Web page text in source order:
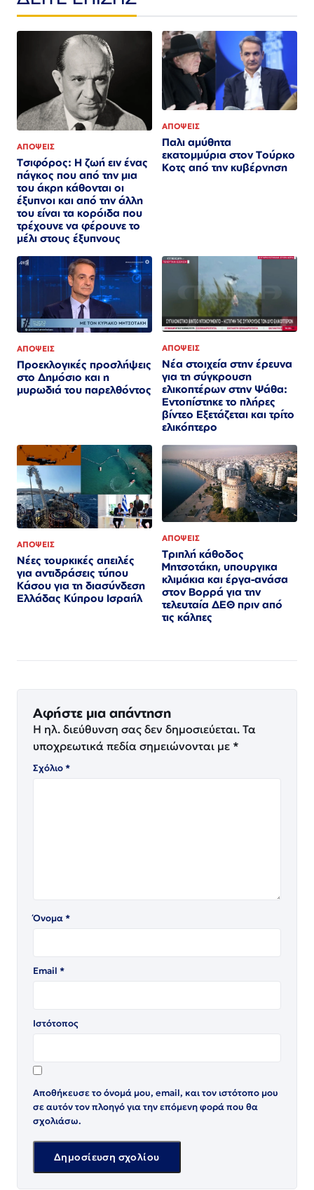
ΑΠΟΨΕΙΣ
Τσιφόρος: Η ζωή ειν ένας
πάγκος που από την μια
του άκρη κάθονται οι
έξυπνοι και από την άλλη
του είναι τα κορόιδα που
τρέχουνε να φέρουνε το
μέλι στους έξυπνους
ΑΠΟΨΕΙΣ
Παλι αμύθητα
εκατομμύρια στον Τούρκο
Κοτς από την κυβέρνηση
ΑΠΟΨΕΙΣ
Προεκλογικές προσλήψεις
στο Δημόσιο και η
μυρωδιά του παρελθόντος
ΑΠΟΨΕΙΣ
Νέα στοιχεία στην έρευνα
για τη σύγκρουση
ελικοπτέρων στην Ψάθα:
Εντοπίστηκε το πλήρες
βίντεο Εξετάζεται και τρίτο
ελικόπτερο​​​​​​​​​​​​​​​​​​​​​​​​​​​​​​​​​​​​​​​​​​​​​​​​​​
ΑΠΟΨΕΙΣ
Νέες τουρκικές απειλές
για αντιδράσεις τύπου
Κάσου για τη διασύνδεση
Ελλάδας Κύπρου Ισραήλ
ΑΠΟΨΕΙΣ
Τριπλή κάθοδος
Μητσοτάκη, υπουργικα
κλιμάκια και έργα-ανάσα
στον Βορρά για την
τελευταία ΔΕΘ πριν από
τις κάλπες
Αφήστε μια απάντηση
Η ηλ. διεύθυνση σας δεν δημοσιεύεται. Τα
υποχρεωτικά πεδία σημειώνονται με *
Σχόλιο*
Όνομα*
Email *
Ιστότοπος
Αποθήκευσε το όνομά μου, email, και τον ιστότοπο μου
σε αυτόν τον πλοηγό για την επόμενη φορά που θα
σχολιάσω.